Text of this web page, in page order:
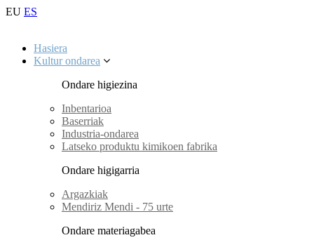
EU ES
Hasiera
Kultur ondarea
Ondare higiezina
Inbentarioa
Baserriak
Industria-ondarea
Latseko produktu kimikoen fabrika
Ondare higigarria
Argazkiak
Mendiriz Mendi - 75 urte
Ondare materiagabea